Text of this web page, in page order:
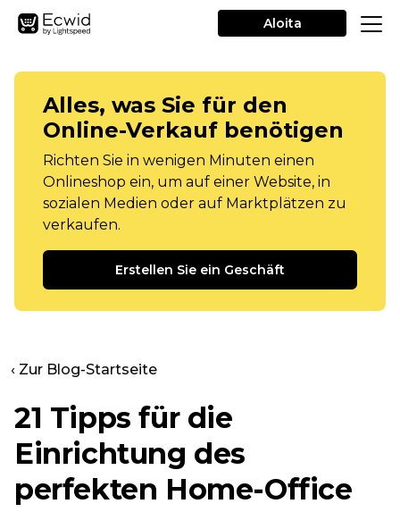
Aloita
Alles, was Sie für den
Online-Verkauf benötigen
Richten Sie in wenigen Minuten einen
Onlineshop ein, um auf einer Website, in
sozialen Medien oder auf Marktplätzen zu
verkaufen.
Erstellen Sie ein Geschäft
‹ Zur Blog-Startseite
21 Tipps für die
Einrichtung des
perfekten Home-Office